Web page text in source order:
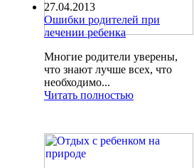
27.04.2013
Ошибки родителей при
лечении ребенка
Многие родители уверены,
что знают лучше всех, что
необходимо...
Читать полностью